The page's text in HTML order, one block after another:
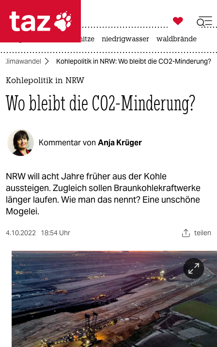
 taz zahl ich
taz zahl ich
themen
politik
öko
gesellschaft
kultur
sport
berlin
wahrheit
verlag
verlag
veranstaltungen
shop

taz zahl ich
hitze niedrigwasser waldbrände
Klimawandel Kohlepolitik in NRW: Wo bleibt die CO2-Minderung?
Kohlepolitik in NRW
Wo bleibt die CO2-Minderung?
Kommentar von Anja Krüger
NRW will acht Jahre früher aus der Kohle
aussteigen. Zugleich sollen Braunkohlekraftwerke
länger laufen. Wie man das nennt? Eine unschöne
Mogelei.
4.10.2022 18:54 Uhr teilen